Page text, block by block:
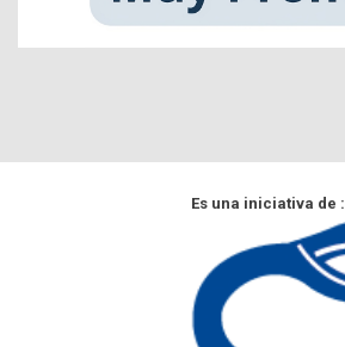
Es una iniciativa de :